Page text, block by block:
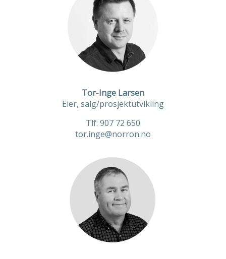
Tor-Inge Larsen
Eier, salg/prosjektutvikling
Tlf: 907 72 650
tor.inge@norron.no